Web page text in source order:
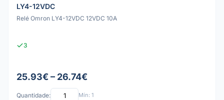
LY4-12VDC
Relé Omron LY4-12VDC 12VDC 10A
3
25.93€ – 26.74€
Quantidade: Mín: 1